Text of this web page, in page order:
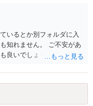
いるとか別フォルダに入
知れません。 ご不安があ
良いでしょう。